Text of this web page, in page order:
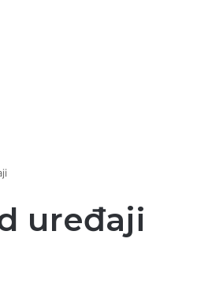
uređaji